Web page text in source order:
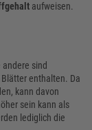
aufweisen.
sind
enthalten. Da
kann davon
sein kann als
lediglich die